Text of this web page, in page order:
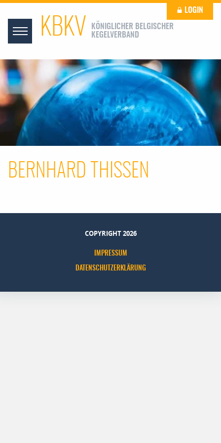
KBKV
KÖNIGLICHER BELGISCHER
KEGELVERBAND
LOGIN
BERNHARD THISSEN
COPYRIGHT 2026
IMPRESSUM
DATENSCHUTZERKLÄRUNG